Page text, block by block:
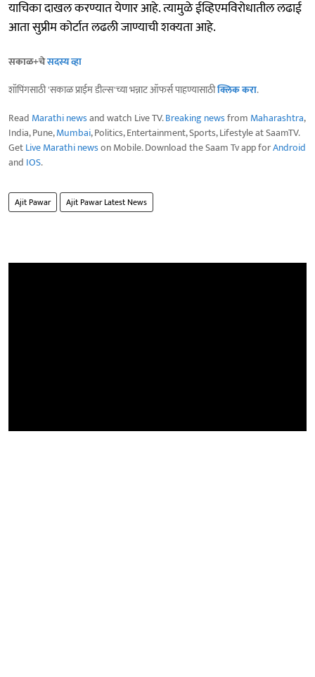
याचिका दाखल करण्यात येणार आहे. त्यामुळे ईव्हिएमविरोधातील लढाई
आता सुप्रीम कोर्टात लढली जाण्याची शक्यता आहे.
सकाळ+चेसदस्य व्हा
शॉपिंगसाठी 'सकाळ प्राईम डील्स'च्या भन्नाट ऑफर्स पाहण्यासाठीक्लिक करा.
Read Marathi newsand watch Live TV.Breaking newsfrom Maharashtra,
India, Pune,Mumbai, Politics, Entertainment, Sports, Lifestyle at SaamTV.
GetLive Marathi newson Mobile. Download the Saam Tv app forAndroid
and IOS.
Ajit Pawar Ajit Pawar Latest News